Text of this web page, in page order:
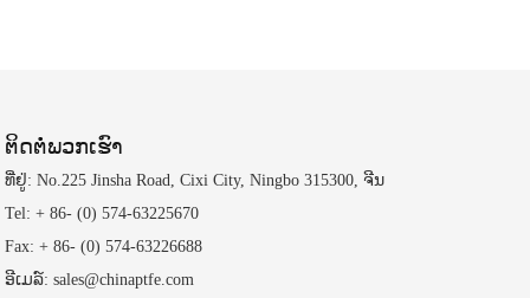
ຕິດ​ຕໍ່​ພວກ​ເຮົາ
ທີ່ຢູ່: No.225 Jinsha Road, Cixi City, Ningbo 315300, ຈີນ
Tel: + 86- (0) 574-63225670
Fax: + 86- (0) 574-63226688
ອີເມລ໌: sales@chinaptfe.com